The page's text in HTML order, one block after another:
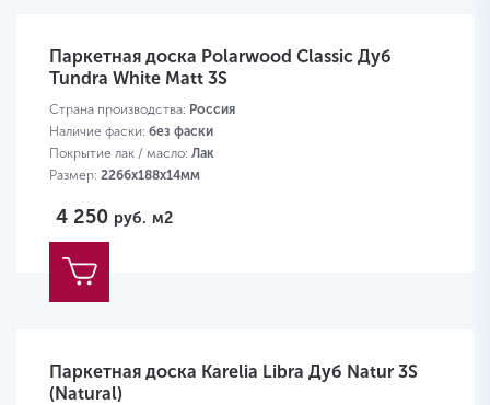
Паркетная доска Polarwood Classic Дуб
Tundra White Matt 3S
Страна производства: Россия
Наличие фаски: без фаски
Покрытие лак / масло: Лак
Размер: 2266х188х14мм
4 250 руб. м2
Паркетная доска Karelia Libra Дуб Natur 3S
(Natural)